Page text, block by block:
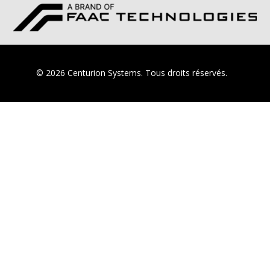
© 2026 Centurion Systems. Tous droits réservés.